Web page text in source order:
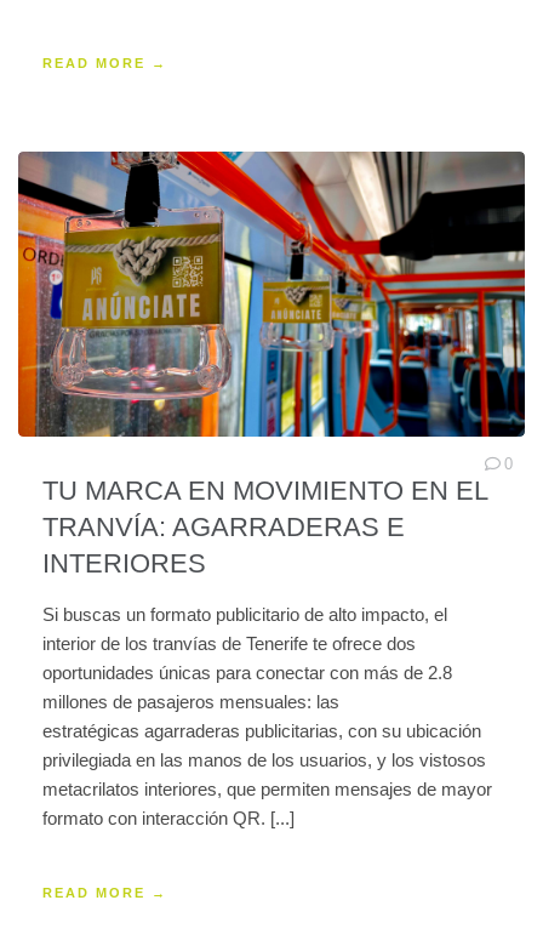
READ MORE →
TU MARCA EN MOVIMIENTO EN EL
TRANVÍA: AGARRADERAS E
INTERIORES
0
Si buscas un formato publicitario de alto impacto, el
interior de los tranvías de Tenerife te ofrece dos
oportunidades únicas para conectar con más de 2.8
millones de pasajeros mensuales: las
estratégicas agarraderas publicitarias, con su ubicación
privilegiada en las manos de los usuarios, y los vistosos
metacrilatos interiores, que permiten mensajes de mayor
formato con interacción QR. [...]
READ MORE →